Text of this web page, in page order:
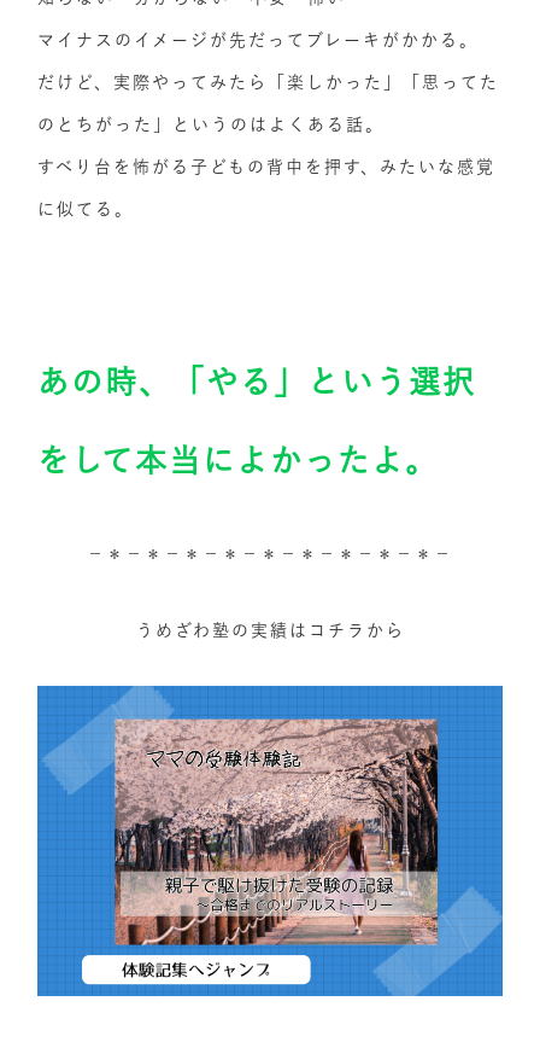
マイナスのイメージが先だってブレーキがかかる。
だけど、実際やってみたら「楽しかった」「思ってた
のとちがった」というのはよくある話。
すべり台を怖がる子どもの背中を押す、みたいな感覚
に似てる。
あの時、「やる」という選択
をして本当によかったよ。
－＊－＊－＊－＊－＊－＊－＊－＊－＊－
うめざわ塾の実績はコチラから